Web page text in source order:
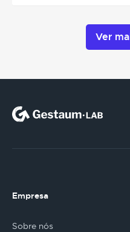
Ver
Empresa
Sobre nós